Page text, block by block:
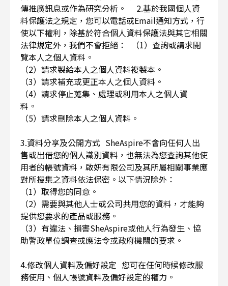
傳推廣訊息或作為研究分析。 2.基於我國個人資
料保護法之規定，您可以電話或Email通知方式，行
使以下權利，除基於符合個人資料保護法與其它相關
法律規定外，我們不會拒絕： （1）查詢或請求閱
覽本人之個人資料。
（2）請求製給本人之個人資料複製本。
（3）請求補充或更正本人之個人資料。
（4）請求停止蒐集、處理或利用本人之個人資
料。
（5）請求刪除本人之個人資料。
3.資料分享及公開方式 SheAspire不會向任何人出
售或出借您的個人識別資料，也無法為您查詢其他使
用者的帳號資料，啟妍有限公司及其所屬相關事業應
對所搜集之資料依法保密。以下情況除外：
（1）取得您的同意。
（2）需要與其他人士或公司共用您的資料，才能夠
提供您要求的產品或服務。
（3）有違法、損害SheAspire或他人行為發生、協
助警政單位調查或應法令或政府機關的要求。
4.修改個人資料及偏好設定 您可在任何時候修改服
務使用、個人帳號資料及偏好設定的權力。